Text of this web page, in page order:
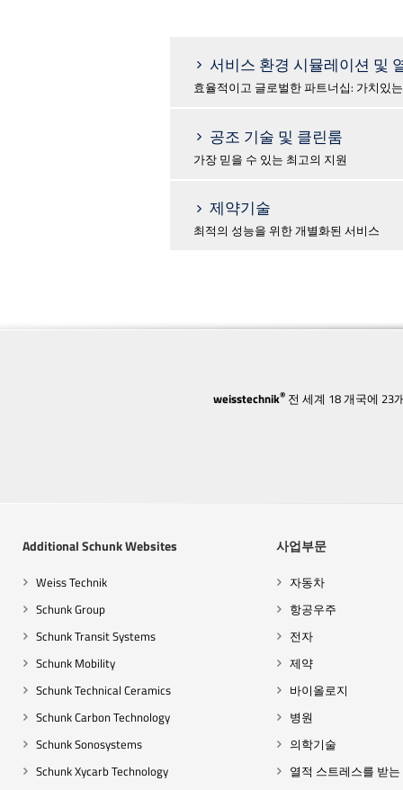
서비스 환경 시뮬레이션 및
효율적이고 글로벌한 파트너십: 가치있
공조 기술 및 클린룸
가장 믿을 수 있는 최고의 지원
제약기술
최적의 성능을 위한 개별화된 서비스
weisstechnik® 전 세계 18 개국에 23
Additional Schunk Websites
Weiss Technik
Schunk Group
Schunk Transit Systems
Schunk Mobility
Schunk Technical Ceramics
Schunk Carbon Technology
Schunk Sonosystems
Schunk Xycarb Technology
사업부문
자동차
항공우주
전자
제약
바이올로지
병원
의학기술
열적 스트레스를 받는